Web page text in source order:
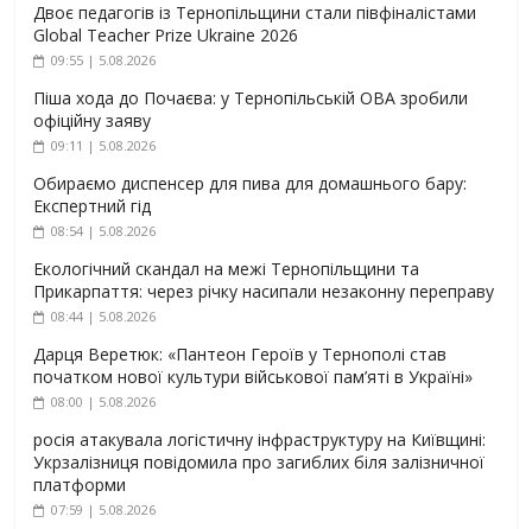
Двоє педагогів із Тернопільщини стали півфіналістами
Global Teacher Prize Ukraine 2026
09:55 | 5.08.2026
Піша хода до Почаєва: у Тернопільській ОВА зробили
офіційну заяву
09:11 | 5.08.2026
Обираємо диспенсер для пива для домашнього бару:
Експертний гід
08:54 | 5.08.2026
Екологічний скандал на межі Тернопільщини та
Прикарпаття: через річку насипали незаконну переправу
08:44 | 5.08.2026
Дарця Веретюк: «Пантеон Героїв у Тернополі став
початком нової культури військової пам’яті в Україні»
08:00 | 5.08.2026
росія атакувала логістичну інфраструктуру на Київщині:
Укрзалізниця повідомила про загиблих біля залізничної
платформи
07:59 | 5.08.2026